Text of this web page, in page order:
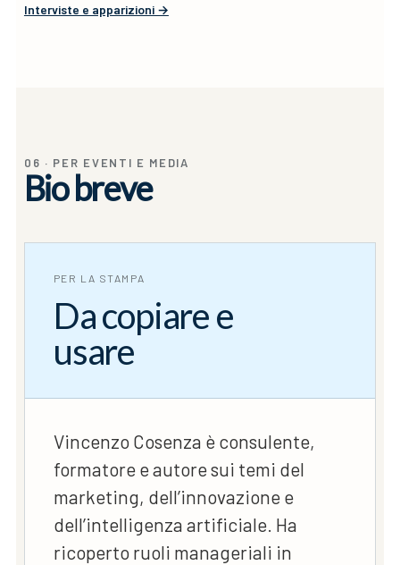
Interviste e apparizioni →
06 · PER EVENTI E MEDIA
Bio breve
PER LA STAMPA
Da copiare e
usare
Vincenzo Cosenza è consulente,
formatore e autore sui temi del
marketing, dell’innovazione e
dell’intelligenza artificiale. Ha
ricoperto ruoli manageriali in